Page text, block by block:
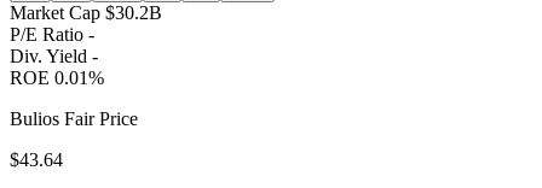
Market Cap $30.2B
P/E Ratio -
Div. Yield -
ROE 0.01%
Bulios Fair Price
$43.64